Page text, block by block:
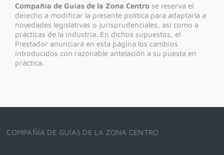
Compañía de Guías de la Zona Centrose reserva el
derecho a modificar la presente política para adaptarla a
novedades legislativas o jurisprudenciales, así como a
prácticas de la industria. En dichos supuestos, el
Prestador anunciará en esta página los cambios
introducidos con razonable antelación a su puesta en
práctica.
COMPAÑÍA DE GUÍAS DE LA ZONA CENTRO